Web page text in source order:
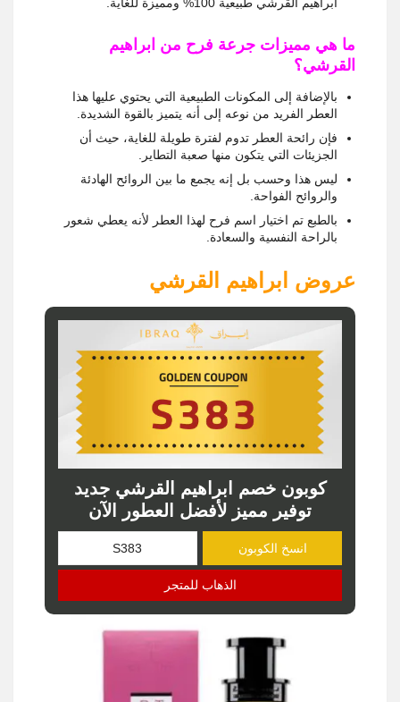
ما هي مميزات جرعة فرح من ابراهيم
القرشي؟
بالإضافة إلى المكونات الطبيعية التي يحتوي عليها هذا
العطر الفريد من نوعه إلى أنه يتميز بالقوة الشديدة.
فإن رائحة العطر تدوم لفترة طويلة للغاية، حيث أن
الجزيئات التي يتكون منها صعبة التطاير.
ليس هذا وحسب بل إنه يجمع ما بين الروائح الهادئة
والروائح الفواحة.
بالطبع تم اختيار اسم فرح لهذا العطر لأنه يعطي شعور
بالراحة النفسية والسعادة.
عروض ابراهيم القرشي
كوبون خصم ابراهيم القرشي جديد
توفير مميز لأفضل العطور الآن
انسخ الكوبون
الذهاب للمتجر